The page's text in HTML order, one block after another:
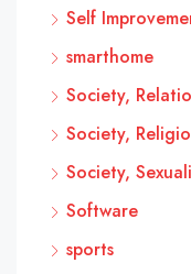
Self
smarthome
Society,
Society,
Society,
Software
sports